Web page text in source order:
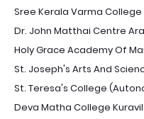
Sree Kerala Varma College
Dr. John Matthai Centre
Holy Grace Academy Of
St. Joseph's Arts And
St. Teresa's College
Deva Matha College